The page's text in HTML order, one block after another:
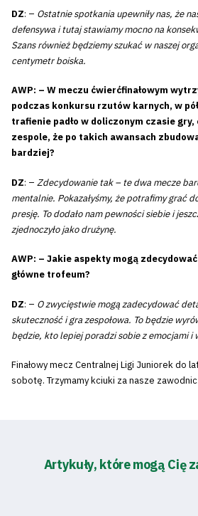
DZ: – Ostatnie spotkania upewniły nas, że
defensywa i tutaj stawiamy mocno na
Szans również będziemy szukać w naszej
centymetr boiska.
AWP: – W meczu ćwierćfinałowym
podczas konkursu rzutów karnych, w
trafienie padło w doliczonym czasie
zespole, że po takich awansach
bardziej?
DZ: – Zdecydowanie tak – te dwa mecze
mentalnie. Pokazałyśmy, że potrafimy grać
presję. To dodało nam pewności siebie i
zjednoczyło jako drużynę.
AWP: – ⁠Jakie aspekty mogą
główne trofeum?
DZ: – O zwycięstwie mogą zadecydować
skuteczność i gra zespołowa. To będzie
będzie, kto lepiej poradzi sobie z emocjami i
Finałowy mecz Centralnej Ligi Juniorek do
sobotę. Trzymamy kciuki za nasze
Artykuły, które mogą Cię